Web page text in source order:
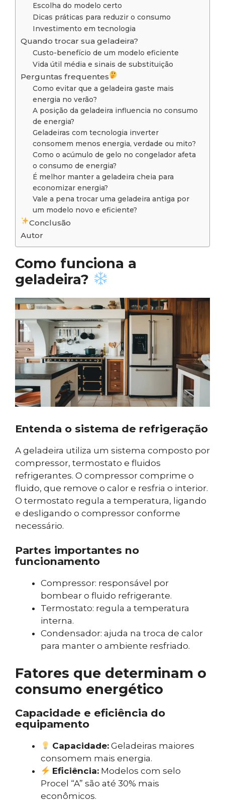
Escolha do modelo certo
Dicas práticas para reduzir o consumo
Investimento em tecnologia
Quando trocar sua geladeira?
Custo-benefício de um modelo eficiente
Vida útil média e sinais de substituição
Perguntas frequentes
Como evitar que a geladeira gaste mais
energia no verão?
A posição da geladeira influencia no consumo
de energia?
Geladeiras com tecnologia inverter
consomem menos energia, verdade ou mito?
Como o acúmulo de gelo no congelador afeta
o consumo de energia?
É melhor manter a geladeira cheia para
economizar energia?
Vale a pena trocar uma geladeira antiga por
um modelo novo e eficiente?
Conclusão
Autor
Como funciona a
geladeira?
Entenda o sistema de refrigeração
A geladeira utiliza um sistema composto por
compressor, termostato e fluidos
refrigerantes. O compressor comprime o
fluido, que remove o calor e resfria o interior.
O termostato regula a temperatura, ligando
e desligando o compressor conforme
necessário.
Partes importantes no
funcionamento
Compressor: responsável por
bombear o fluido refrigerante.
Termostato: regula a temperatura
interna.
Condensador: ajuda na troca de calor
para manter o ambiente resfriado.
Fatores que determinam o
consumo energético
Capacidade e eficiência do
equipamento
Capacidade: Geladeiras maiores
consomem mais energia.
Eficiência: Modelos com selo
Procel “A” são até 30% mais
econômicos.